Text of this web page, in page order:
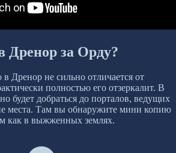
Дренор за Орду?
Дренор не сильно отличается от
полностью его отзеркалит. В
будет добраться до порталов, ведущих
места. Там вы обнаружите мини копию
как в выжженных землях.